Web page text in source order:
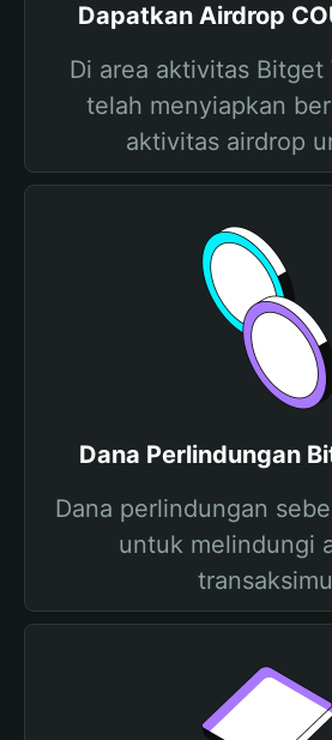
Dapatkan Airdrop
Di area aktivitas Bitget
telah menyiapkan
aktivitas airdrop
Dana Perlindungan
Dana perlindungan
untuk melindungi